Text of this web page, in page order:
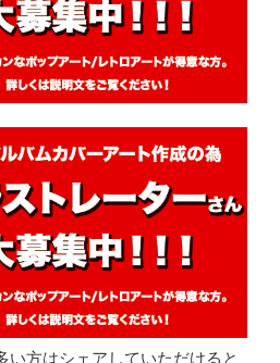
い方はシェアしていただけると